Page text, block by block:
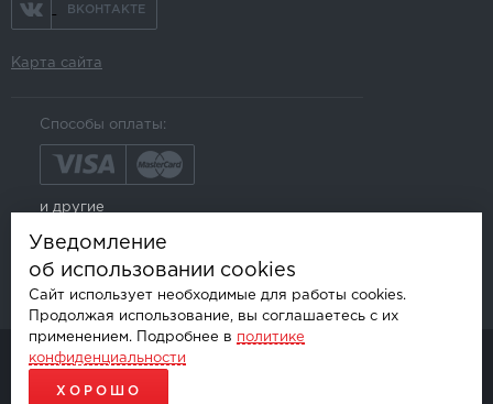
ВКОНТАКТЕ
Карта сайта
Способы оплаты:
и другие
© AKSGROUP, 2026.
ПРОДАЖА И УСТАНОВКА АВТОМОБИЛЬНОЙ ЭЛЕКТРОНИКИ
Уведомление
об использовании cookies
Сайт использует необходимые для работы cookies.
Продолжая использование, вы соглашаетесь с их
применением. Подробнее в политике
конфиденциальности
ХОРОШО